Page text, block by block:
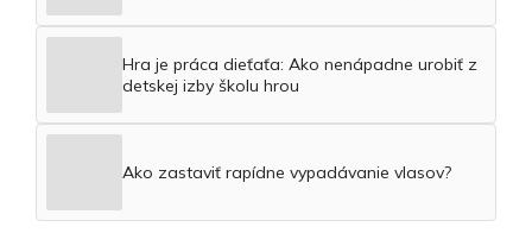
Hra je práca dieťaťa: Ako nenápadne urobiť z
detskej izby školu hrou
Ako zastaviť rapídne vypadávanie vlasov?